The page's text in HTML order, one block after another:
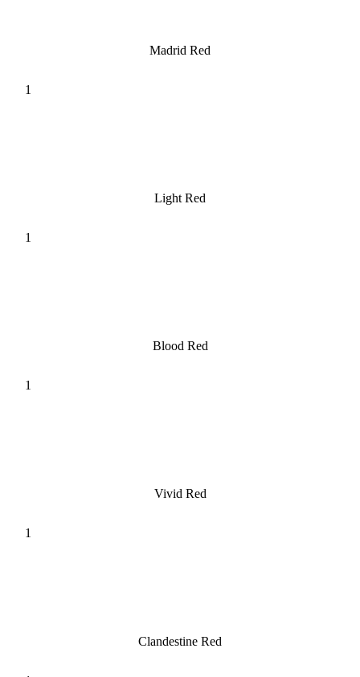
Madrid Red
Light Red
Blood Red
Vivid Red
Clandestine Red